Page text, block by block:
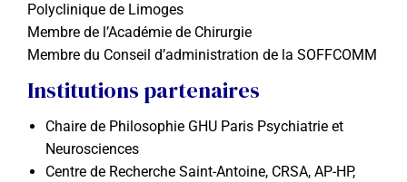
Polyclinique de Limoges
Membre de l’Académie de Chirurgie
Membre du Conseil d’administration de la SOFFCOMM
Institutions partenaires
Chaire de Philosophie GHU Paris Psychiatrie et
Neurosciences
Centre de Recherche Saint-Antoine, CRSA, AP-HP,